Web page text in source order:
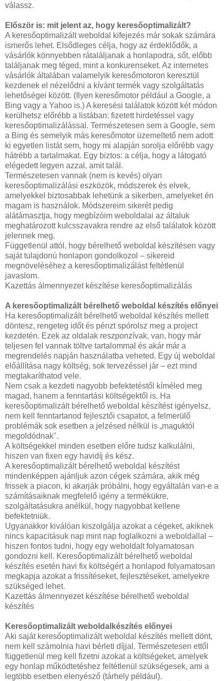
válassz.
Először is: mit jelent az, hogy keresőoptimalizált?
A keresőoptimalizált weboldal kifejezés már sokak számára
ismerős lehet. Elsődleges célja, hogy az érdeklődők, a
vásárlók könnyebben rátaláljanak a honlapodra, sőt, előbb
találjanak meg téged, mint a konkurenseket. Az internetes
vásárlók általában valamelyik keresőmotoron keresztül
kezdenek el nézelődni a kívánt termék vagy szolgáltatás
lehetőségei között. (Ilyen keresőmotor például a Google, a
Bing vagy a Yahoo is.) A keresési találatok között két módon
kerülhetsz előrébb a listában: fizetett hirdetéssel vagy
keresőoptimalizálással. Természetesen sem a Google, sem
a Bing és semelyik más keresőmotor üzemeltető nem adott
ki egyetlen listát sem, hogy mi alapján sorolja előrébb vagy
hátrébb a tartalmakat. Egy biztos: a célja, hogy a látogató
elégedett legyen azzal, amit talál.
Természetesen vannak (nem is kevés) olyan
keresőoptimalizálási eszközök, módszerek és elvek,
amelyekkel biztosabbak lehetünk a sikerben, amelyeket én
magam is használok. Módszereim sikerét pedig
alátámasztja, hogy megbízóim weboldalai az általuk
meghatározott kulcsszavakra rendre az első találatok között
jelennek meg.
Függetlenül attól, hogy bérelhető weboldal készítésen vagy
saját tulajdonú honlapon gondolkozol – sikereid
megnöveléséhez a keresőoptimalizálást feltétlenül
javaslom.
Kazettás álmennyezet készítése keresőoptimalizálás
A keresőoptimalizált bérelhető weboldal készítés előnyei
Ha keresőoptimalizált bérelhető weboldal készítés mellett
döntesz, rengeteg időt és pénzt spórolsz meg a project
kezdetén. Ezek az oldalak reszponzívak, van, hogy már
teljesen fel vannak töltve tartalommal és akár már a
megrendelés napján használatba veheted. Egy új weboldal
előállítása nagy költség, sok tervezéssel jár – ezt mind
megtakaríthatod vele.
Nem csak a kezdeti nagyobb befektetéstől kíméled meg
magad, hanem a fenntartási költségektől is. Ha
keresőoptimalizált bérelhető weboldal készítést igényelsz,
nem kell fenntartanod fejlesztői csapatot, a felmerülő
problémák sok esetben a jelzésed nélkül is „maguktól
megoldódnak".
A költségekkel minden esetben előre tudsz kalkulálni,
hiszen van fixen egy havidíj és kész.
A keresőoptimalizált bérelhető weboldal készítést
mindenképpen ajánljuk azon cégek számára, akik még
frissek a piacon, ki akarják próbálni, hogy egyáltalán van-e a
számításaiknak megfelelő igény a termékükre,
szolgáltatásukra anélkül, hogy nagyobbat kellene
befektetniük.
Ugyanakkor kiválóan kiszolgálja azokat a cégeket, akiknek
nincs kapacitásuk nap mint nap foglalkozni a weboldallal –
hiszen fontos tudni, hogy egy weboldalt folyamatosan
gondozni kell. Keresőoptimalizált bérelhető weboldal
készítés esetén havi fix költségért a honlapod folyamatosan
megkapja azokat a frissítéseket, fejlesztéseket, amelyekre
szükséged lehet.
Kazettás álmennyezet készítése bérelhető weboldal
készítés
Keresőoptimalizált weboldalkészítés előnyei
Aki saját keresőoptimalizált weboldal készítés mellett dönt,
nem kell számolnia havi bérleti díjjal. Természetesen ettől
függetlenül meg kell fizetni azokat a költségeket, amelyek
egy honlap működtetéshez feltétlenül szükségesek, ami a
legtöbb esetben elenyésző (tárhely például).